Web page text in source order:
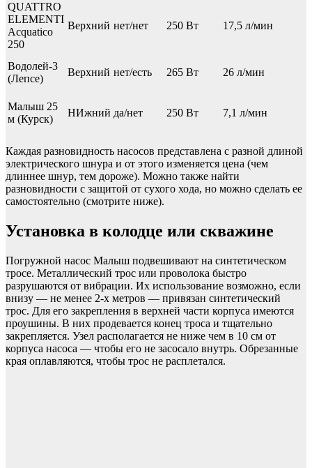
QUATTRO
ELEMENTI
Acquatico
250
Верхний нет/нет 250 Вт 17,5 л/мин
Водолей-3
(Лепсе)
Верхний нет/есть 265 Вт 26 л/мин
Малыш 25
м (Курск)
НИжний да/нет 250 Вт 7,1 л/мин
Каждая разновидность насосов представлена с разной длиной
электрического шнура и от этого изменяется цена (чем
длиннее шнур, тем дороже). Можно также найти
разновидности с защитой от сухого хода, но можно сделать ее
самостоятельно (смотрите ниже).
Установка в колодце или скважине
Погружной насос Малыш подвешивают на синтетическом
тросе. Металлический трос или проволока быстро
разрушаются от вибрации. Их использование возможно, если
внизу — не менее 2-х метров — привязан синтетический
трос. Для его закрепления в верхней части корпуса имеются
проушины. В них продевается конец троса и тщательно
закрепляется. Узел располагается не ниже чем в 10 см от
корпуса насоса — чтобы его не засосало внутрь. Обрезанные
края оплавляются, чтобы трос не расплетался.